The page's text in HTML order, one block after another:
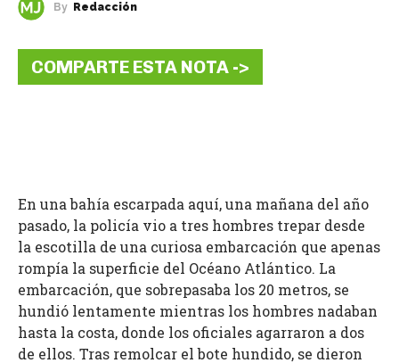
By Redacción
COMPARTE ESTA NOTA ->
En una bahía escarpada aquí, una mañana del año
pasado, la policía vio a tres hombres trepar desde
la escotilla de una curiosa embarcación que apenas
rompía la superficie del Océano Atlántico. La
embarcación, que sobrepasaba los 20 metros, se
hundió lentamente mientras los hombres nadaban
hasta la costa, donde los oficiales agarraron a dos
de ellos. Tras remolcar el bote hundido, se dieron